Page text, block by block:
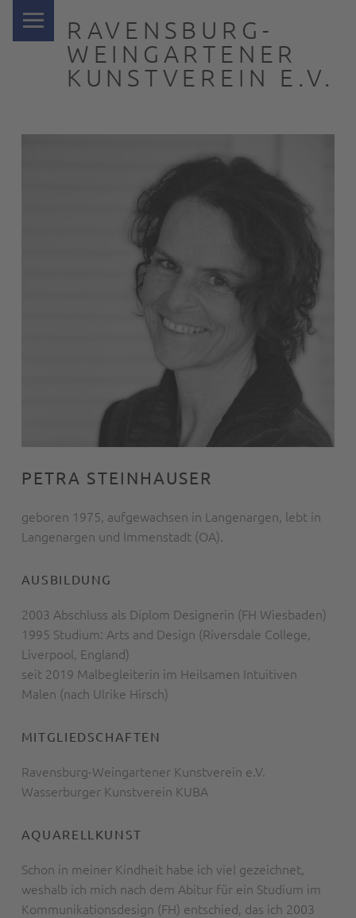
RAVENSBURG-
WEINGARTENER
KUNSTVEREIN E.V.
PETRA STEINHAUSER
geboren 1975, aufgewachsen in Langenargen, lebt in
Langenargen und Immenstadt (OA).
AUSBILDUNG
2003 Abschluss als Diplom Designerin (FH Wiesbaden)
1995 Studium: Arts and Design (Riversdale College,
Liverpool, England)
seit 2019 Malbegleiterin im Heilsamen Intuitiven
Malen (nach Ulrike Hirsch)
MITGLIEDSCHAFTEN
Ravensburg-Weingartener Kunstverein e.V.
Wasserburger Kunstverein KUBA
AQUARELLKUNST
Schon in meiner Kindheit habe ich viel gezeichnet,
weshalb ich mich nach dem Abitur für ein Studium im
Kommunikationsdesign (FH) entschied, das ich 2003